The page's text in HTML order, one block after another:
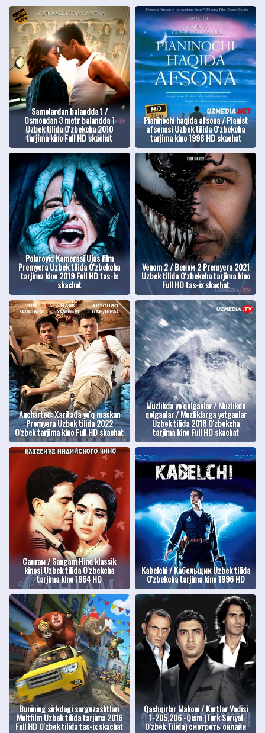
Samolardan balandda 1 /
Osmondan 3 metr balandda 1
Uzbek tilida O'zbekcha 2010
tarjima kino Full HD skachat
Pianinochi haqida afsona / Pianist
afsonasi Uzbek tilida O'zbekcha
tarjima kino 1998 HD skachat
Polaroyid Kamerasi Ujas film
Premyera Uzbek tilida O'zbekcha
tarjima kino 2019 Full HD tas-ix
skachat
Venom 2 / Веном 2 Premyera 2021
Uzbek tilida O'zbekcha tarjima kino
Full HD tas-ix skachat
Ancharted: Xaritada yo'q maskan
Premyera Uzbek tilida 2022
O'zbek tarjima kino Full HD skachat
Muzlikda yo'qolganlar / Muzlikda
qolganlar / Muzliklarga yetganlar
Uzbek tilida 2018 O'zbekcha
tarjima kino Full HD skachat
Сангам / Sangam Hind klassik
kinosi Uzbek tilida O'zbekcha
tarjima kino 1964 HD
Kabelchi / Кабельщик Uzbek tilida
O'zbekcha tarjima kino 1996 HD
Bunining sirkdagi sarguzashtlari
Multfilm Uzbek tilida tarjima 2016
Full HD O'zbek tilida tas-ix skachat
Qashqirlar Makoni / Kurtlar Vadisi
1-205,206 -Qism (Turk Seriyal
O'zbek Tilida) смотреть онлайн